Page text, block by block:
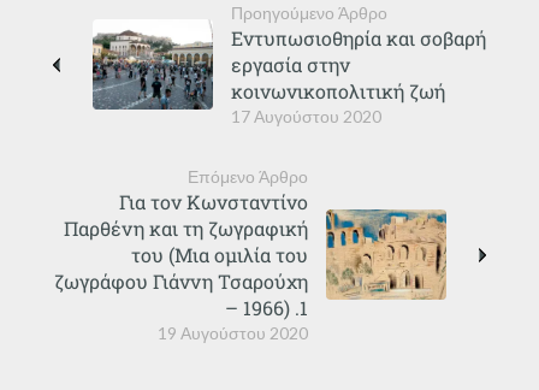
Προηγούμενο Άρθρο
17 Αυγούστου 2020
Εντυπωσιοθηρία και σοβαρή
εργασία στην
κοινωνικοπολιτική ζωή
Επόμενο Άρθρο
19 Αυγούστου 2020
Για τον Κωνσταντίνο
Παρθένη και τη ζωγραφική
του (Μια ομιλία του
ζωγράφου Γιάννη Τσαρούχη
– 1966) .1